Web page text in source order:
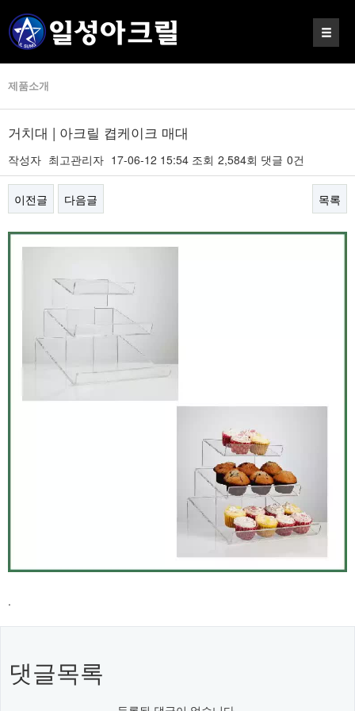
제품소개
거치대 | 아크릴 켭케이크 매대
작성자 최고관리자 17-06-12 15:54 조회 2,584회 댓글 0건
이전글 다음글 목록
본문
.
댓글목록